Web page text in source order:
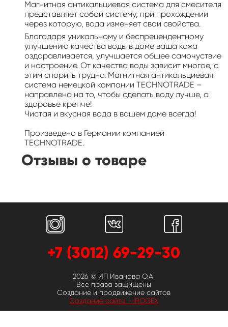
Магнитная антикальциевая система для смесителя
представляет собой систему, при прохождении
через которую, вода изменяет свои свойства.
Благодаря уникальному и беспрецендентному
улучшению качества воды в доме ваша кожа
оздоравливается, улучшается общее самочуствие
и настроение. От качества воды зависит многое, с
этим спорить трудно. Магнитная антикальциевая
система немецкой компании TECHNOTRADE –
направлена на то, чтобы сделать воду лучше, а
здоровье крепче!
Чистая и вкусная вода в вашем доме всегда!
Произведено в Германии компанией
TECHNOTRADE.
Отзывы о товаре
2026 © ИП Иванова О.А.
Все права защищены
+7 (3012) 69-29-30
Создание и продвижение сайтов
Создание сайта - IROGEX